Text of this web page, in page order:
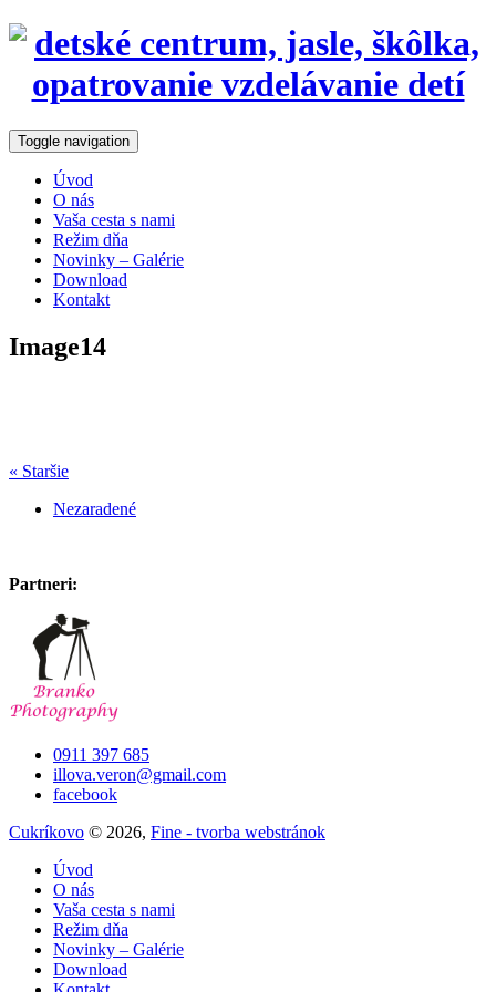
Toggle navigation
Úvod
O nás
Vaša cesta s nami
Režim dňa
Novinky – Galérie
Download
Kontakt
Image14
« Staršie
Nezaradené
Partneri:
0911 397 685
illova.veron@gmail.com
facebook
Cukríkovo © 2026, Fine - tvorba webstránok
Úvod
O nás
Vaša cesta s nami
Režim dňa
Novinky – Galérie
Download